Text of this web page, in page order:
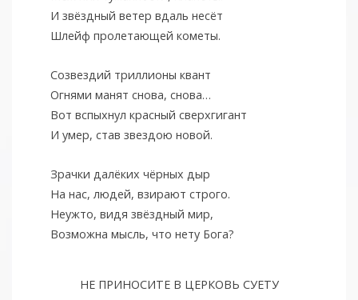
И звёздный ветер вдаль несёт
Шлейф пролетающей кометы.
Созвездий триллионы квант
Огнями манят снова, снова…
Вот вспыхнул красный сверхгигант
И умер, став звездою новой.
Зрачки далёких чёрных дыр
На нас, людей, взирают строго.
Неужто, видя звёздный мир,
Возможна мысль, что нету Бога?
НЕ ПРИНОСИТЕ В ЦЕРКОВЬ СУЕТУ